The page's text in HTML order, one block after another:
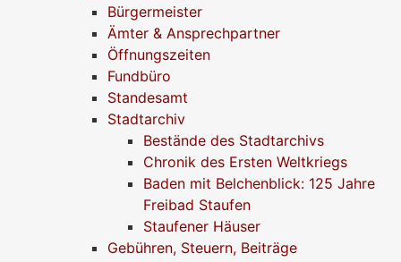
Bürgermeister
Ämter & Ansprechpartner
Öffnungszeiten
Fundbüro
Standesamt
Stadtarchiv
Bestände des Stadtarchivs
Chronik des Ersten Weltkriegs
Baden mit Belchenblick: 125 Jahre
Freibad Staufen
Staufener Häuser
Gebühren, Steuern, Beiträge